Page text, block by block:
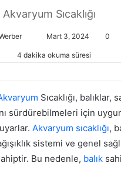
Akvaryum Sıcaklığı
posta
Mart 3, 2024 0
4 dakika okuma süresi
Sıcaklığı, balıklar,
sürdürebilmeleri için
Akvaryum sıcaklığı,
sistemi ve genel
Bu nedenle, balık